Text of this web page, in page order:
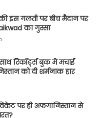
इस गलती पर बीच मैदान पर
का गुस्सा
रिकॉर्ड्स बुक में मचाई
को दी शर्मनाक हार
पर ही अफगानिस्तान से